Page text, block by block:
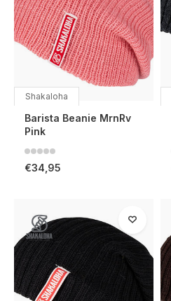
Shakaloha
Barista Beanie MrnRv
Pink
€34,95